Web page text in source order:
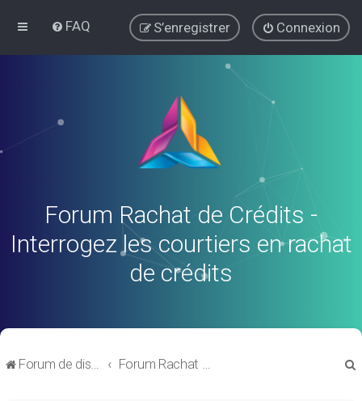
FAQ Connexion
S’enregistrer
Forum Rachat de Crédits -
Interrogez les courtiers en rachat
de crédits
Forum de discussions sur le Regroupement de Crédits et le Rachat de Crédits Forum Rachat de Crédits